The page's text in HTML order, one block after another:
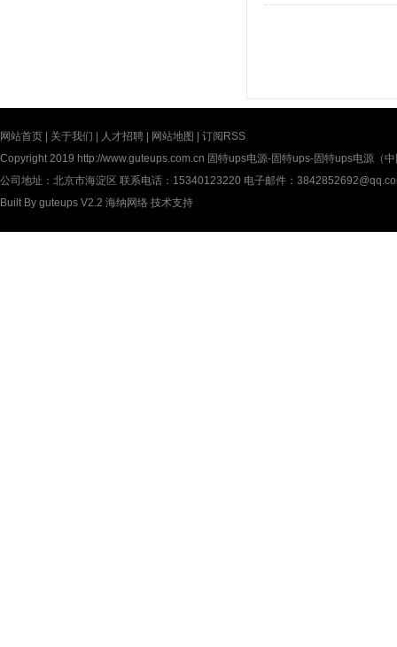
网站首页 关于我们 人才招聘 网站地图
订阅RSS
Copyright 2019 http://www.guteups.com.cn 固特ups电源-固特ups-固特ups电源（
公司地址：北京市海淀区 联系电话：15340123220 电子邮件：
Built By guteups V2.2 海纳网络 技术支持